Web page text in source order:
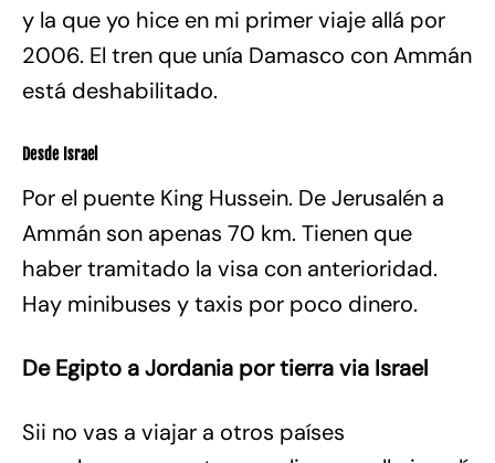
y la que yo hice en mi primer viaje allá por
2006. El tren que unía Damasco con Ammán
está deshabilitado.
Desde Israel
Por el puente King Hussein. De Jerusalén a
Ammán son apenas 70 km. Tienen que
haber tramitado la visa con anterioridad.
Hay minibuses y taxis por poco dinero.
De Egipto a Jordania por tierra via Israel
Sii no vas a viajar a otros países